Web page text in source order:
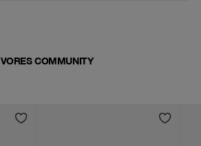
VORES COMMUNITY